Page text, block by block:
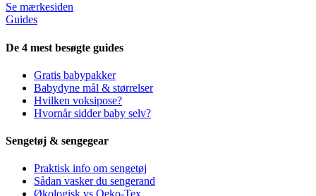
Se mærkesiden
Guides
De 4 mest besøgte guides
Gratis babypakker
Babydyne mål & størrelser
Hvilken voksipose?
Hvornår sidder baby selv?
Sengetøj & sengegear
Praktisk info om sengetøj
Sådan vasker du sengerand